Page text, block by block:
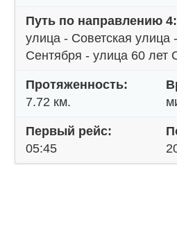
Путь по направлению 4:
улица - Советская улица
Сентября - улица 60 лет
Протяженность:
7.72 км.
Первый рейс:
05:45